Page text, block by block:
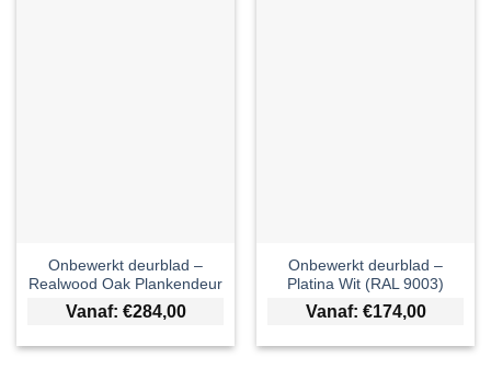
Onbewerkt deurblad –
Realwood Oak Plankendeur
Vanaf: €284,00
Onbewerkt deurblad –
Platina Wit (RAL 9003)
Vanaf: €174,00